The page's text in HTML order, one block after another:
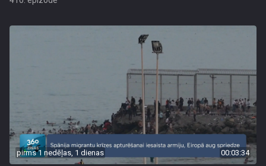
pirms 1 nedēļas, 1 dienas 00:03:34